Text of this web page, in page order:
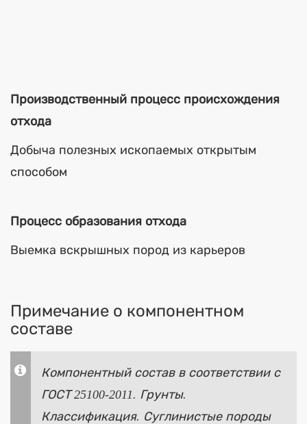
Производственный процесс происхождения
отхода
Добыча полезных ископаемых открытым
способом
Процесс образования отхода
Выемка вскрышных пород из карьеров
Примечание о компонентном
составе
Компонентный состав в соответствии с
ГОСТ 25100-2011. Грунты.
Классификация. Суглинистые породы